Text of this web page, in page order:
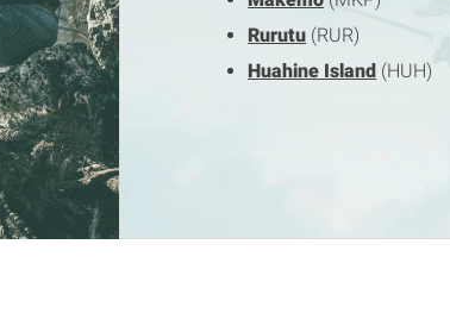
Rurutu (RUR)
Huahine Island (HUH)